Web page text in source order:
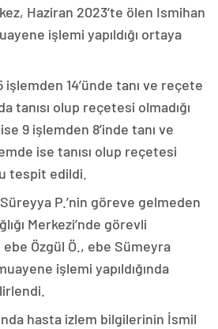
Haziran 2023’te ölen Ismihan
işlemi yapıldığı ortaya
işlemden 14’ünde tanı ve reçete
tanısı olup reçetesi olmadığı
9 işlemden 8’inde tanı ve
ise tanısı olup reçetesi
tespit edildi.
P.’nin göreve gelmeden
Merkezi’nde görevli
Özgül Ö., ebe Sümeyra
işlemi yapıldığında
hasta izlem bilgilerinin İsmil